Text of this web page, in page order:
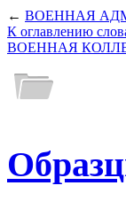
← ВОЕННАЯ
К оглавлению
ВОЕННАЯ